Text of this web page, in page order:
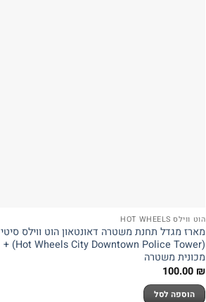
הוט ווילס HOT WHEELS
מארז מגדל תחנת משטרה דאונטאון הוט ווילס סיטי
(Hot Wheels City Downtown Police Tower) +
מכונית משטרה
100.00 ₪
הוספה לסל